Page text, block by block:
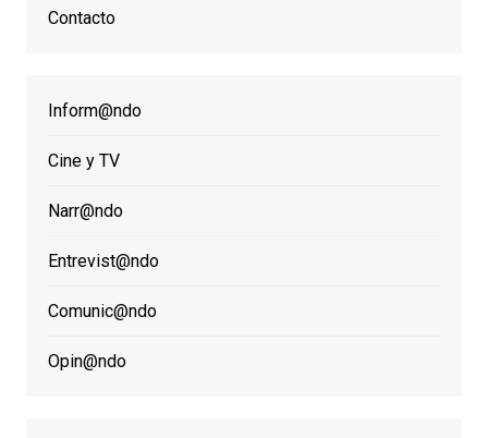
Contacto
Inform@ndo
Cine y TV
Narr@ndo
Entrevist@ndo
Comunic@ndo
Opin@ndo